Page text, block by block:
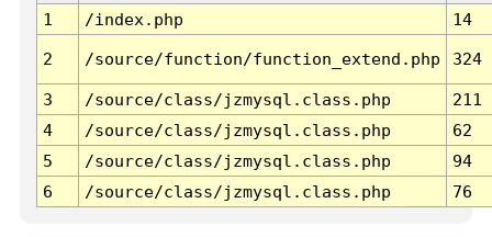
1
/index.php 14
2 /source/function/function_extend.php 324
3 /source/class/jzmysql.class.php
211
4
/source/class/jzmysql.class.php
62
5
/source/class/jzmysql.class.php
94
6
/source/class/jzmysql.class.php 76